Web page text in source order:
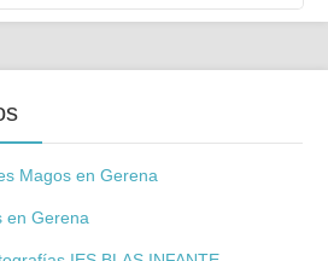
Magos en Gerena
en Gerena